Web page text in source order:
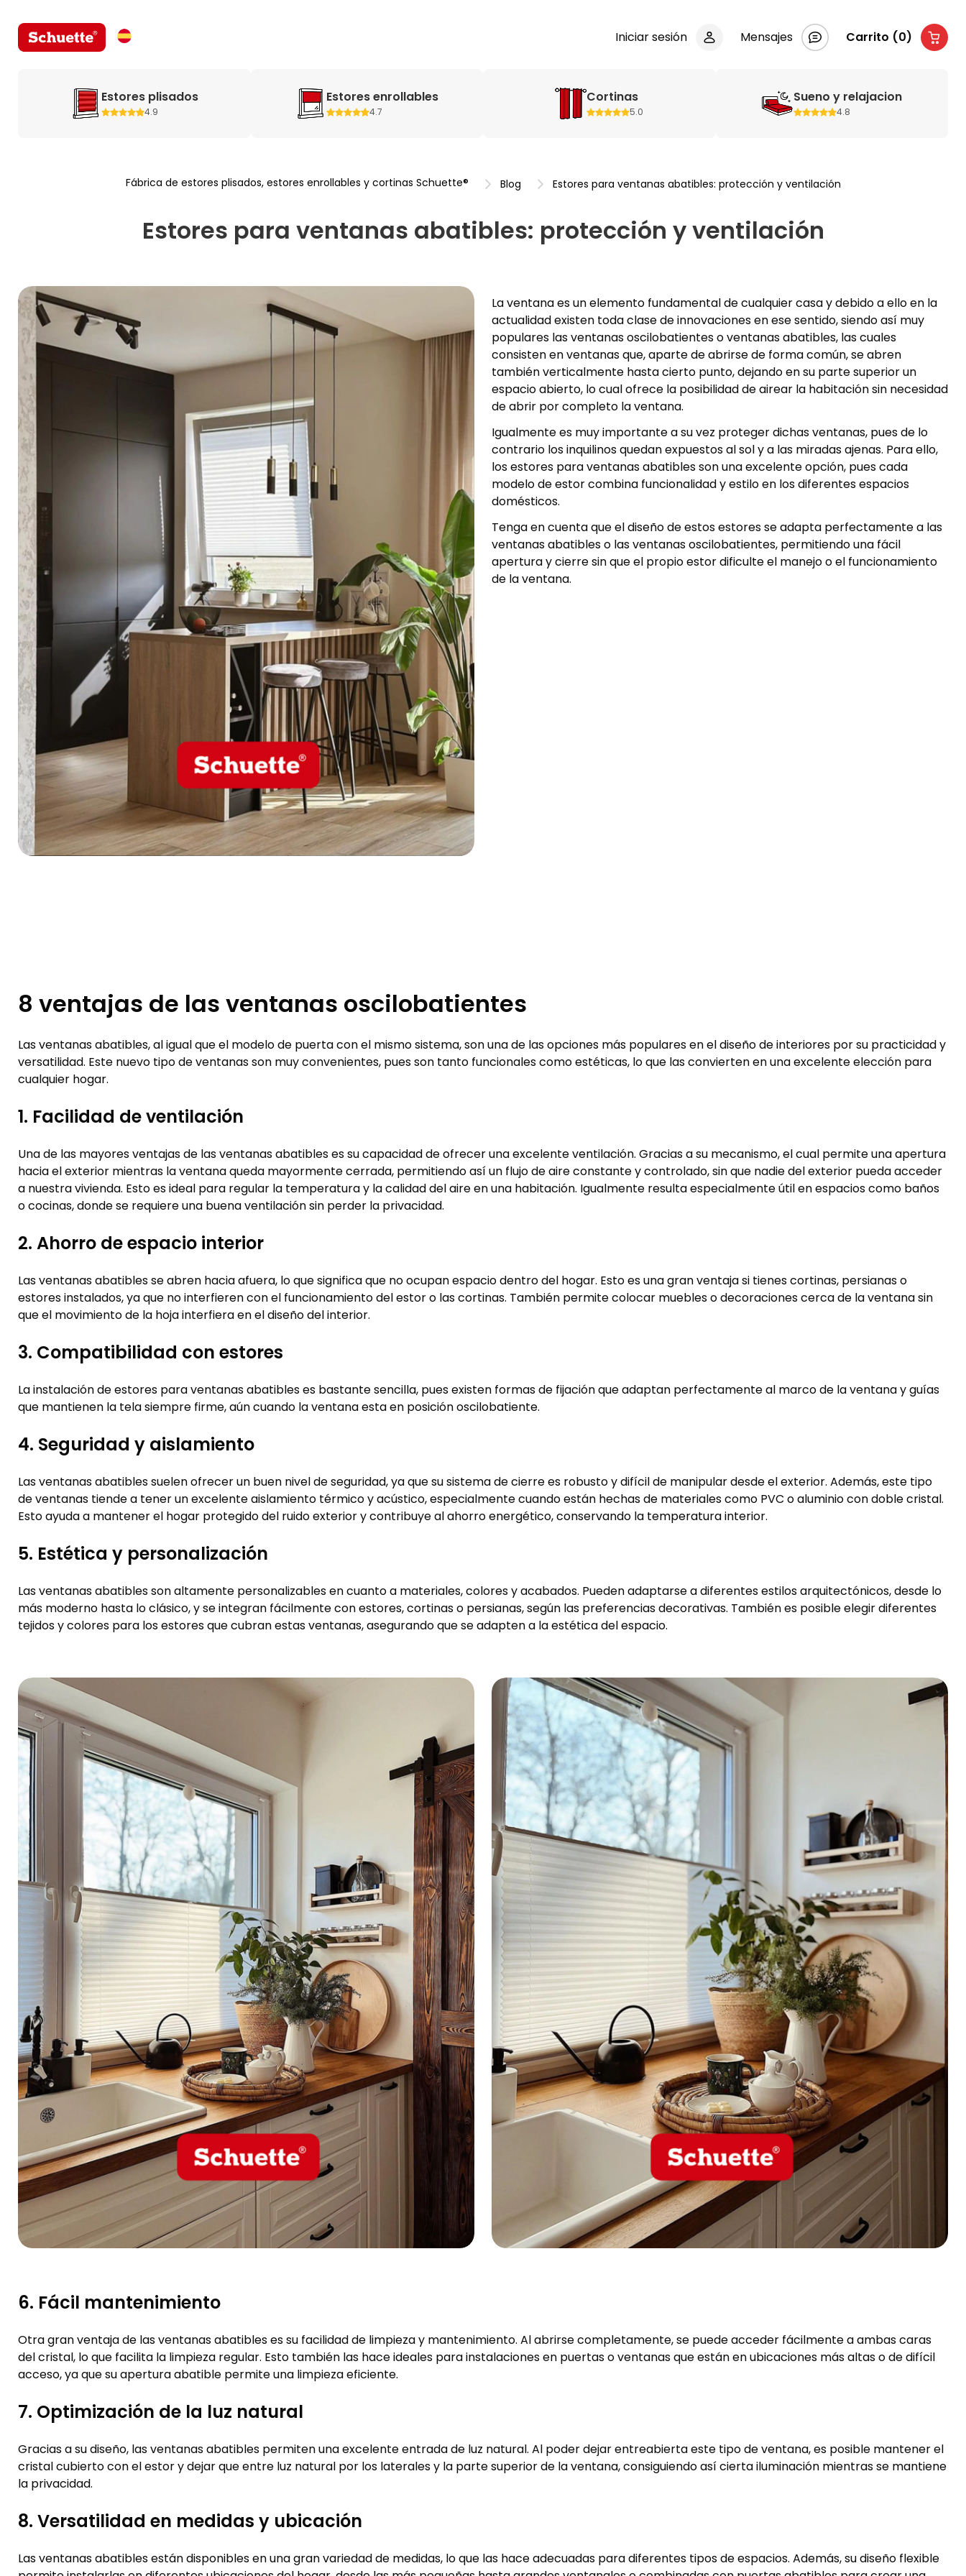
Iniciar sesión Mensajes Carrito (0)
Estores plisados
4.9
Estores enrollables
4.7
Cortinas
5.0
Sueno y relajacion
4.8
Fábrica de estores plisados, estores enrollables y cortinas Schuette® Blog Estores para ventanas abatibles: protección y ventilación
Estores para ventanas abatibles: protección y ventilación
La ventana es un elemento fundamental de cualquier casa y debido a ello en la
actualidad existen toda clase de innovaciones en ese sentido, siendo así muy
populares las ventanas oscilobatientes o ventanas abatibles, las cuales
consisten en ventanas que, aparte de abrirse de forma común, se abren
también verticalmente hasta cierto punto, dejando en su parte superior un
espacio abierto, lo cual ofrece la posibilidad de airear la habitación sin necesidad
de abrir por completo la ventana.
Igualmente es muy importante a su vez proteger dichas ventanas, pues de lo
contrario los inquilinos quedan expuestos al sol y a las miradas ajenas. Para ello,
los estores para ventanas abatibles son una excelente opción, pues cada
modelo de estor combina funcionalidad y estilo en los diferentes espacios
domésticos.
Tenga en cuenta que el diseño de estos estores se adapta perfectamente a las
ventanas abatibles o las ventanas oscilobatientes, permitiendo una fácil
apertura y cierre sin que el propio estor dificulte el manejo o el funcionamiento
de la ventana.
8 ventajas de las ventanas oscilobatientes
Las ventanas abatibles, al igual que el modelo de puerta con el mismo sistema, son una de las opciones más populares en el diseño de interiores por su practicidad y
versatilidad. Este nuevo tipo de ventanas son muy convenientes, pues son tanto funcionales como estéticas, lo que las convierten en una excelente elección para
cualquier hogar.
1. Facilidad de ventilación
Una de las mayores ventajas de las ventanas abatibles es su capacidad de ofrecer una excelente ventilación. Gracias a su mecanismo, el cual permite una apertura
hacia el exterior mientras la ventana queda mayormente cerrada, permitiendo así un flujo de aire constante y controlado, sin que nadie del exterior pueda acceder
a nuestra vivienda. Esto es ideal para regular la temperatura y la calidad del aire en una habitación. Igualmente resulta especialmente útil en espacios como baños
o cocinas, donde se requiere una buena ventilación sin perder la privacidad.
2. Ahorro de espacio interior
Las ventanas abatibles se abren hacia afuera, lo que significa que no ocupan espacio dentro del hogar. Esto es una gran ventaja si tienes cortinas, persianas o
estores instalados, ya que no interfieren con el funcionamiento del estor o las cortinas. También permite colocar muebles o decoraciones cerca de la ventana sin
que el movimiento de la hoja interfiera en el diseño del interior.
3. Compatibilidad con estores
La instalación de estores para ventanas abatibles es bastante sencilla, pues existen formas de fijación que adaptan perfectamente al marco de la ventana y guías
que mantienen la tela siempre firme, aún cuando la ventana esta en posición oscilobatiente.
4. Seguridad y aislamiento
Las ventanas abatibles suelen ofrecer un buen nivel de seguridad, ya que su sistema de cierre es robusto y difícil de manipular desde el exterior. Además, este tipo
de ventanas tiende a tener un excelente aislamiento térmico y acústico, especialmente cuando están hechas de materiales como PVC o aluminio con doble cristal.
Esto ayuda a mantener el hogar protegido del ruido exterior y contribuye al ahorro energético, conservando la temperatura interior.
5. Estética y personalización
Las ventanas abatibles son altamente personalizables en cuanto a materiales, colores y acabados. Pueden adaptarse a diferentes estilos arquitectónicos, desde lo
más moderno hasta lo clásico, y se integran fácilmente con estores, cortinas o persianas, según las preferencias decorativas. También es posible elegir diferentes
tejidos y colores para los estores que cubran estas ventanas, asegurando que se adapten a la estética del espacio.
6. Fácil mantenimiento
Otra gran ventaja de las ventanas abatibles es su facilidad de limpieza y mantenimiento. Al abrirse completamente, se puede acceder fácilmente a ambas caras
del cristal, lo que facilita la limpieza regular. Esto también las hace ideales para instalaciones en puertas o ventanas que están en ubicaciones más altas o de difícil
acceso, ya que su apertura abatible permite una limpieza eficiente.
7. Optimización de la luz natural
Gracias a su diseño, las ventanas abatibles permiten una excelente entrada de luz natural. Al poder dejar entreabierta este tipo de ventana, es posible mantener el
cristal cubierto con el estor y dejar que entre luz natural por los laterales y la parte superior de la ventana, consiguiendo así cierta iluminación mientras se mantiene
la privacidad.
8. Versatilidad en medidas y ubicación
Las ventanas abatibles están disponibles en una gran variedad de medidas, lo que las hace adecuadas para diferentes tipos de espacios. Además, su diseño flexible